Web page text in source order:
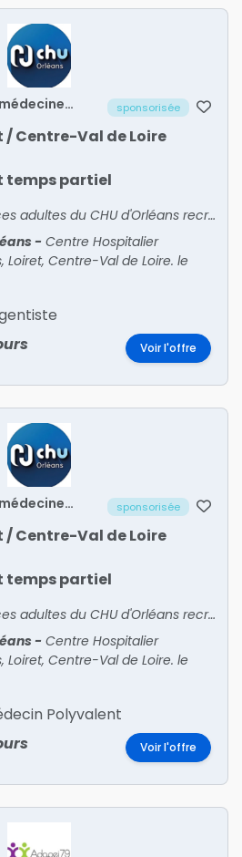
sponsorisée
/ Centre-Val de Loire
temps partiel
Le service des urgences adultes du CHU d'Orléans recrute un médecin pour intégrer son unité de médecine polyvalente post-urgences (UHCD 2).
- Centre Hospitalier
Loiret, Centre-Val de Loire. le
Voir l'offre
sponsorisée
/ Centre-Val de Loire
temps partiel
Le service des urgences adultes du CHU d'Orléans recrute un médecin pour intégrer son unité de médecine polyvalente post-urgences (UHCD 2).
- Centre Hospitalier
Loiret, Centre-Val de Loire. le
Polyvalent
Voir l'offre